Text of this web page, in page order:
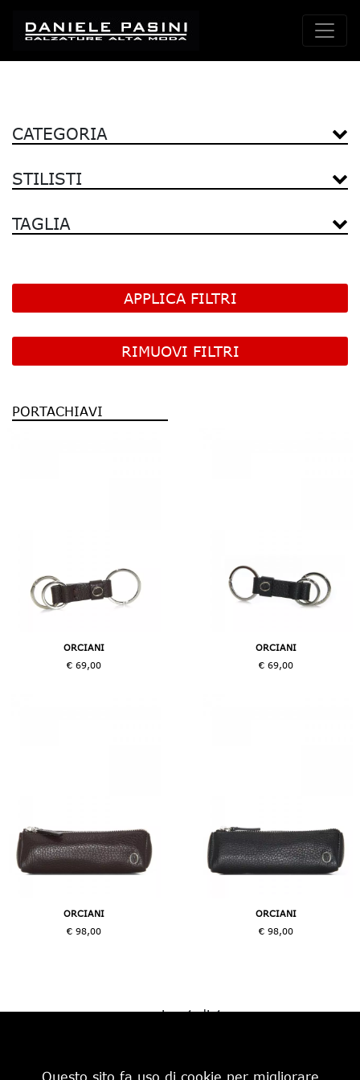
CATEGORIA
STILISTI
TAGLIA
PORTACHIAVI
ORCIANI
€ 69,00
ORCIANI
€ 69,00
ORCIANI
€ 98,00
ORCIANI
€ 98,00
pagina 1 di 1
Questo sito fa uso di cookie per migliorare